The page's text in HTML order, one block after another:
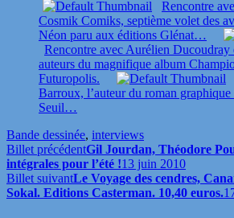
Rencontre
Cosmik Comiks, septième volet des
Néon paru aux éditions Glénat…
Rencontre avec Aurélien Ducoudray
auteurs du magnifique album
Futuropolis.
Barroux, l’auteur du roman
Seuil…
Bande dessinée, interviews
Billet précédentGil Jourdan, Théodore
intégrales pour l’été !13 juin 2010
Billet suivantLe Voyage des cendres,
Sokal. Editions Casterman. 10,40 euros.